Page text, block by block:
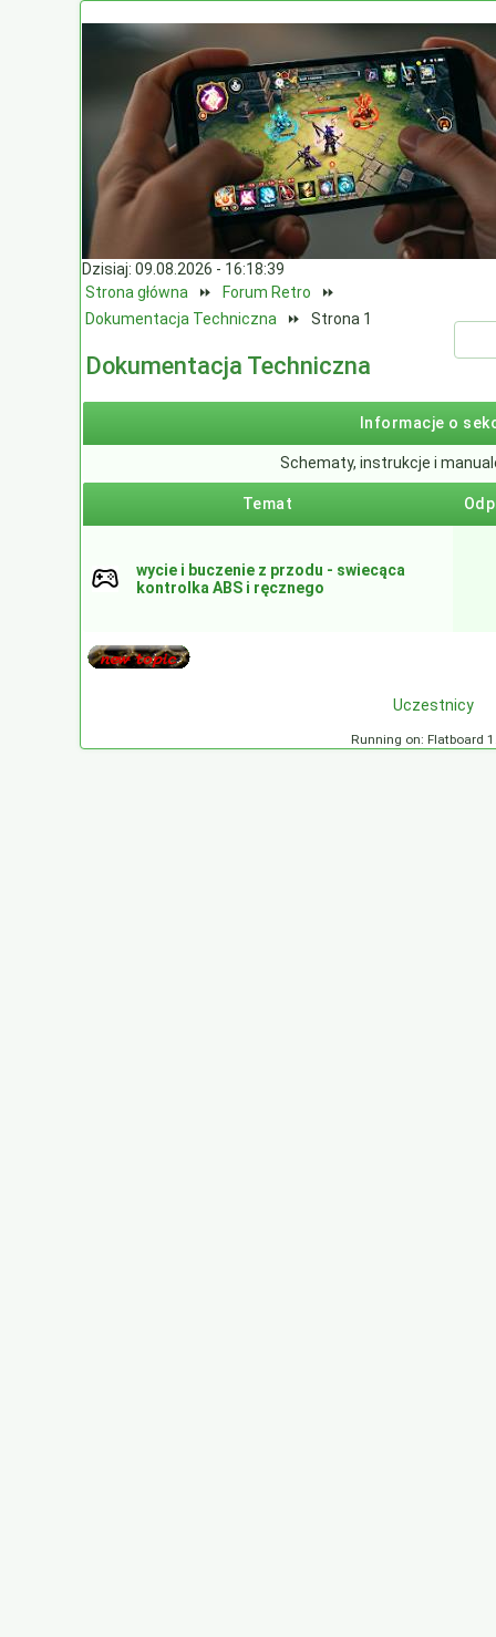
Dzisiaj: 09.08.2026 - 16:18:39
Strona główna
⏩ Forum Retro
⏩
Dokumentacja Techniczna
⏩ Strona 1
Dokumentacja Techniczna
Informacje o
Schematy, instrukcje i
Temat
wycie i buczenie z przodu - swiecąca
kontrolka ABS i ręcznego
Uczestnicy
Running on: Flatboard